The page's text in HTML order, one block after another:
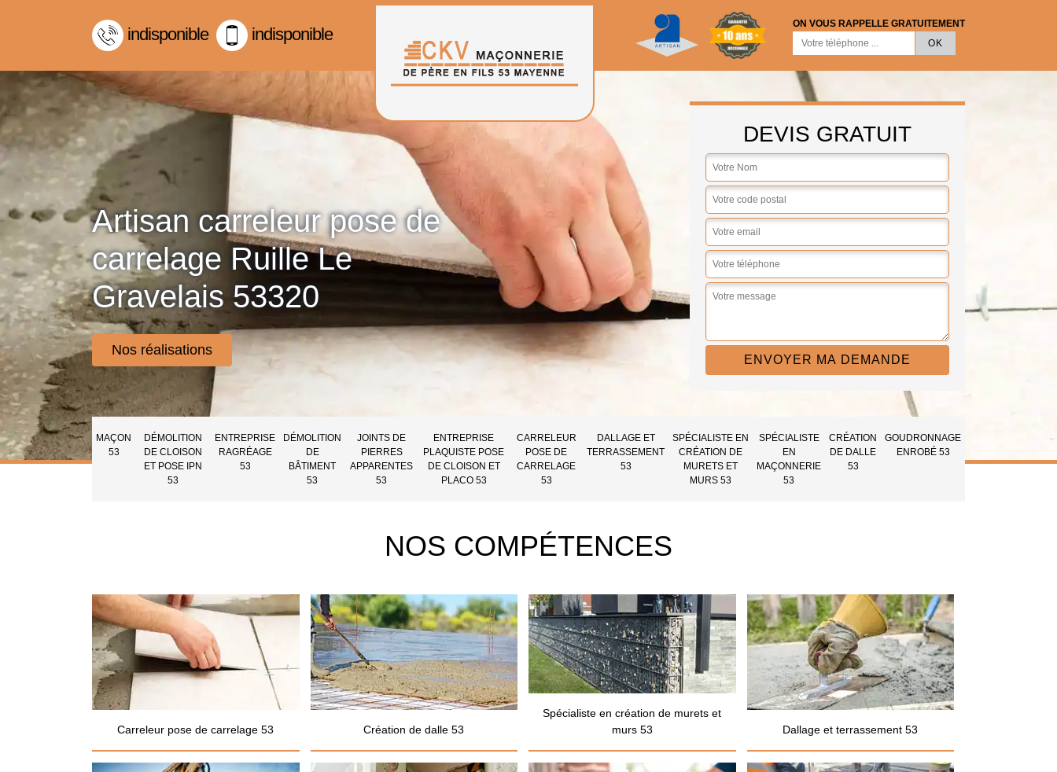
indisponible indisponible
ON VOUS RAPPELLE GRATUITEMENT
Artisan carreleur pose de
carrelage Ruille Le
Gravelais 53320
Nos réalisations
DEVIS GRATUIT
MAÇON
53
DÉMOLITION
DE CLOISON
ET POSE IPN
53
ENTREPRISE
RAGRÉAGE
53
DÉMOLITION
DE
BÂTIMENT
53
JOINTS DE
PIERRES
APPARENTES
53
ENTREPRISE
PLAQUISTE POSE
DE CLOISON ET
PLACO 53
CARRELEUR
POSE DE
CARRELAGE
53
DALLAGE ET
TERRASSEMENT
53
SPÉCIALISTE EN
CRÉATION DE
MURETS ET
MURS 53
SPÉCIALISTE
EN
MAÇONNERIE
53
CRÉATION
DE DALLE
53
GOUDRONNAGE
ENROBÉ 53
NOS COMPÉTENCES
Carreleur pose de carrelage 53 Création de dalle 53
Spécialiste en création de murets et
murs 53
Dallage et terrassement 53